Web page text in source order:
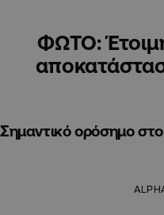
ΦΩΤΟ:
Σημαντικό ορόσημο